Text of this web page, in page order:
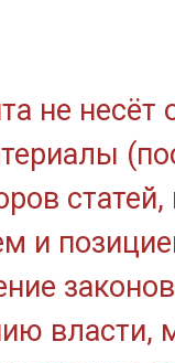
не
и
власти,